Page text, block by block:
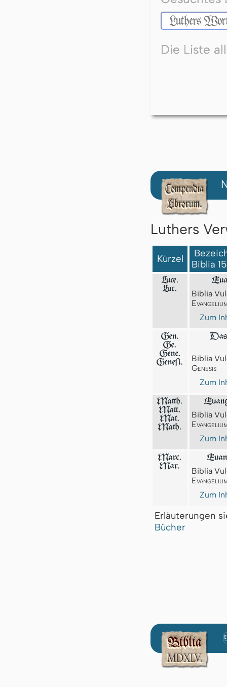
Die Liste
Luthers
Kürzel
Biblia
Luce.
Luc.
Biblia
Zum
Gen.
Ge.
Gene.
Geneſi.
Das
Biblia
Genesis
Zum
Matth.
Matt.
Mat.
Math.
Biblia
Zum
Marc.
Mar.
Biblia
Zum
Erläuterungen
Bücher